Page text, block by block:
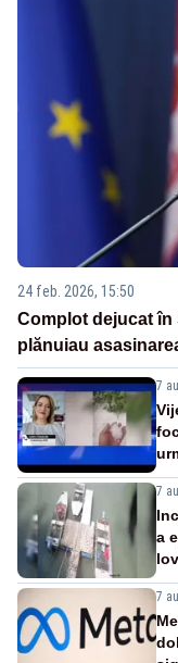
24 feb. 2026, 15:50
Complot dejucat în
plănuiau
7
7
a
7